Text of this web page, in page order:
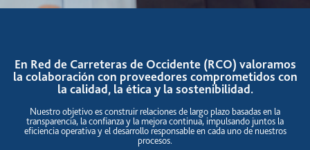
En Red de Carreteras de Occidente (RCO) valoramos
la colaboración con proveedores comprometidos con
la calidad, la ética y la sostenibilidad.
Nuestro objetivo es construir relaciones de largo plazo basadas en la
transparencia, la confianza y la mejora continua, impulsando juntos la
eficiencia operativa y el desarrollo responsable en cada uno de nuestros
procesos.